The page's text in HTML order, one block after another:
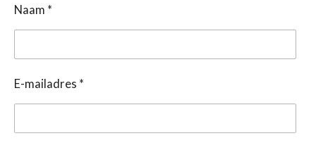
Naam *
E-mailadres *